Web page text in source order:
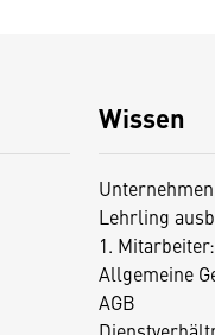
Wissen
Lehrling
1.
Allgemeine
AGB